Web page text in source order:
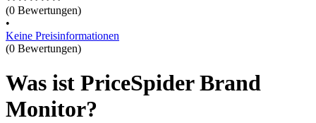
(0 Bewertungen)
•
Keine Preisinformationen
(0 Bewertungen)
Was ist PriceSpider Brand
Monitor?